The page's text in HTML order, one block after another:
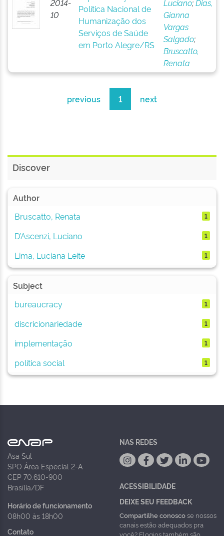
2014-
10
Política Nacional de
Humanização dos
Serviços de Saúde
em Porto Alegre/RS
Luciano;Dias,
Gianna
Vargas
Salgado;
Bruscatto,
Renata
previous 1 next
Discover
Author
Bruscatto, Renata
1
D’Ascenzi, Luciano 1
Lima, Luciana Leite 1
Subject
bureaucracy
1
discricionariedade 1
implementação 1
política social 1
Asa Sul
SPO Área Especial 2-A
CEP 70.610-900
Brasília/DF
Horário de funcionamento
08h00 às 18h00
Contato
NAS REDES
ACESSIBILIDADE
DEIXE SEU FEEDBACK
Compartilhe conoscose nossos
canais estão adequados pra
você? Elogios também são